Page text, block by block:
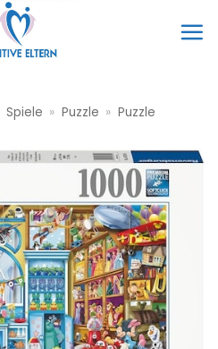
Spiele » Puzzle » Puzzle